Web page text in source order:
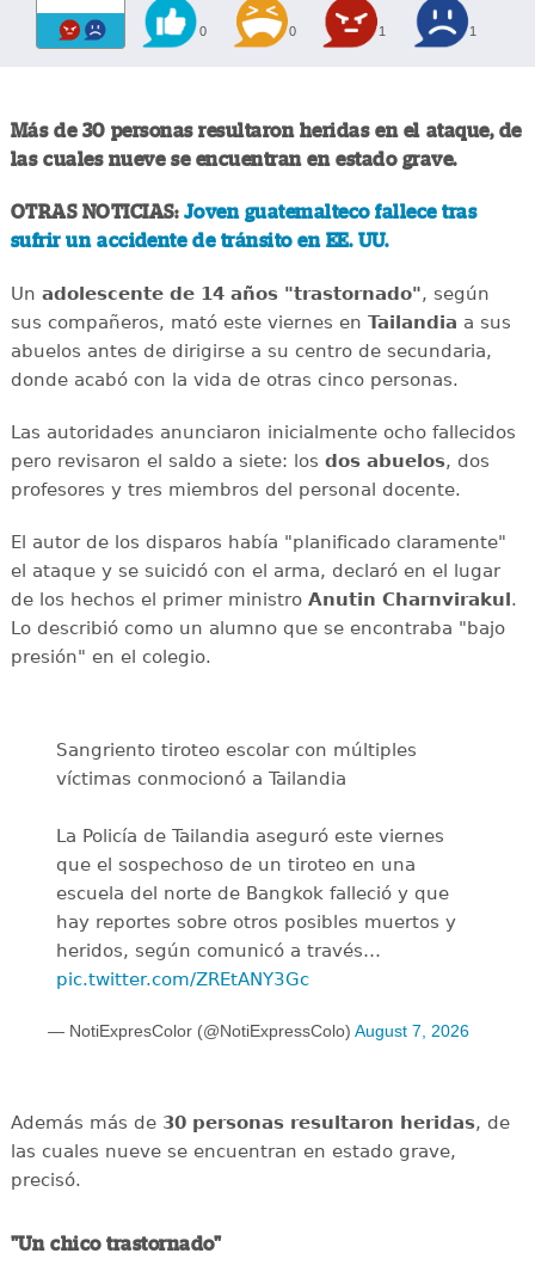
0 0 1 1
Más de 30 personas resultaron heridas en el ataque, de
las cuales nueve se encuentran en estado grave.
OTRAS NOTICIAS: Joven guatemalteco fallece tras
sufrir un accidente de tránsito en EE. UU.
Un adolescente de 14 años "trastornado", según
sus compañeros, mató este viernes en Tailandia a sus
abuelos antes de dirigirse a su centro de secundaria,
donde acabó con la vida de otras cinco personas.
Las autoridades anunciaron inicialmente ocho fallecidos
pero revisaron el saldo a siete: los dos abuelos, dos
profesores y tres miembros del personal docente.
El autor de los disparos había "planificado claramente"
el ataque y se suicidó con el arma, declaró en el lugar
de los hechos el primer ministro Anutin Charnvirakul.
Lo describió como un alumno que se encontraba "bajo
presión" en el colegio.
Sangriento tiroteo escolar con múltiples
víctimas conmocionó a Tailandia
La Policía de Tailandia aseguró este viernes
que el sospechoso de un tiroteo en una
escuela del norte de Bangkok falleció y que
hay reportes sobre otros posibles muertos y
heridos, según comunicó a través…
pic.twitter.com/ZREtANY3Gc
— NotiExpresColor (@NotiExpressColo) August 7, 2026
Además más de 30 personas resultaron heridas, de
las cuales nueve se encuentran en estado grave,
precisó.
"Un chico trastornado"